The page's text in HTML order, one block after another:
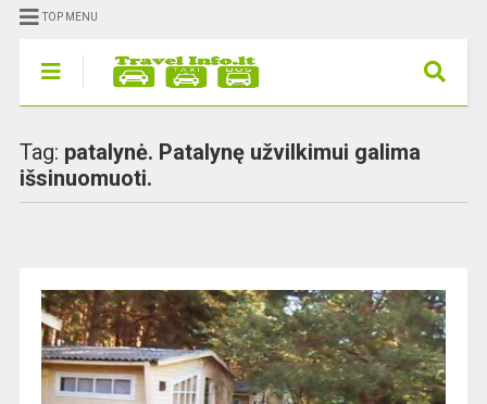
TOP MENU
Tag: patalynė. Patalynę užvilkimui galima
išsinuomuoti.